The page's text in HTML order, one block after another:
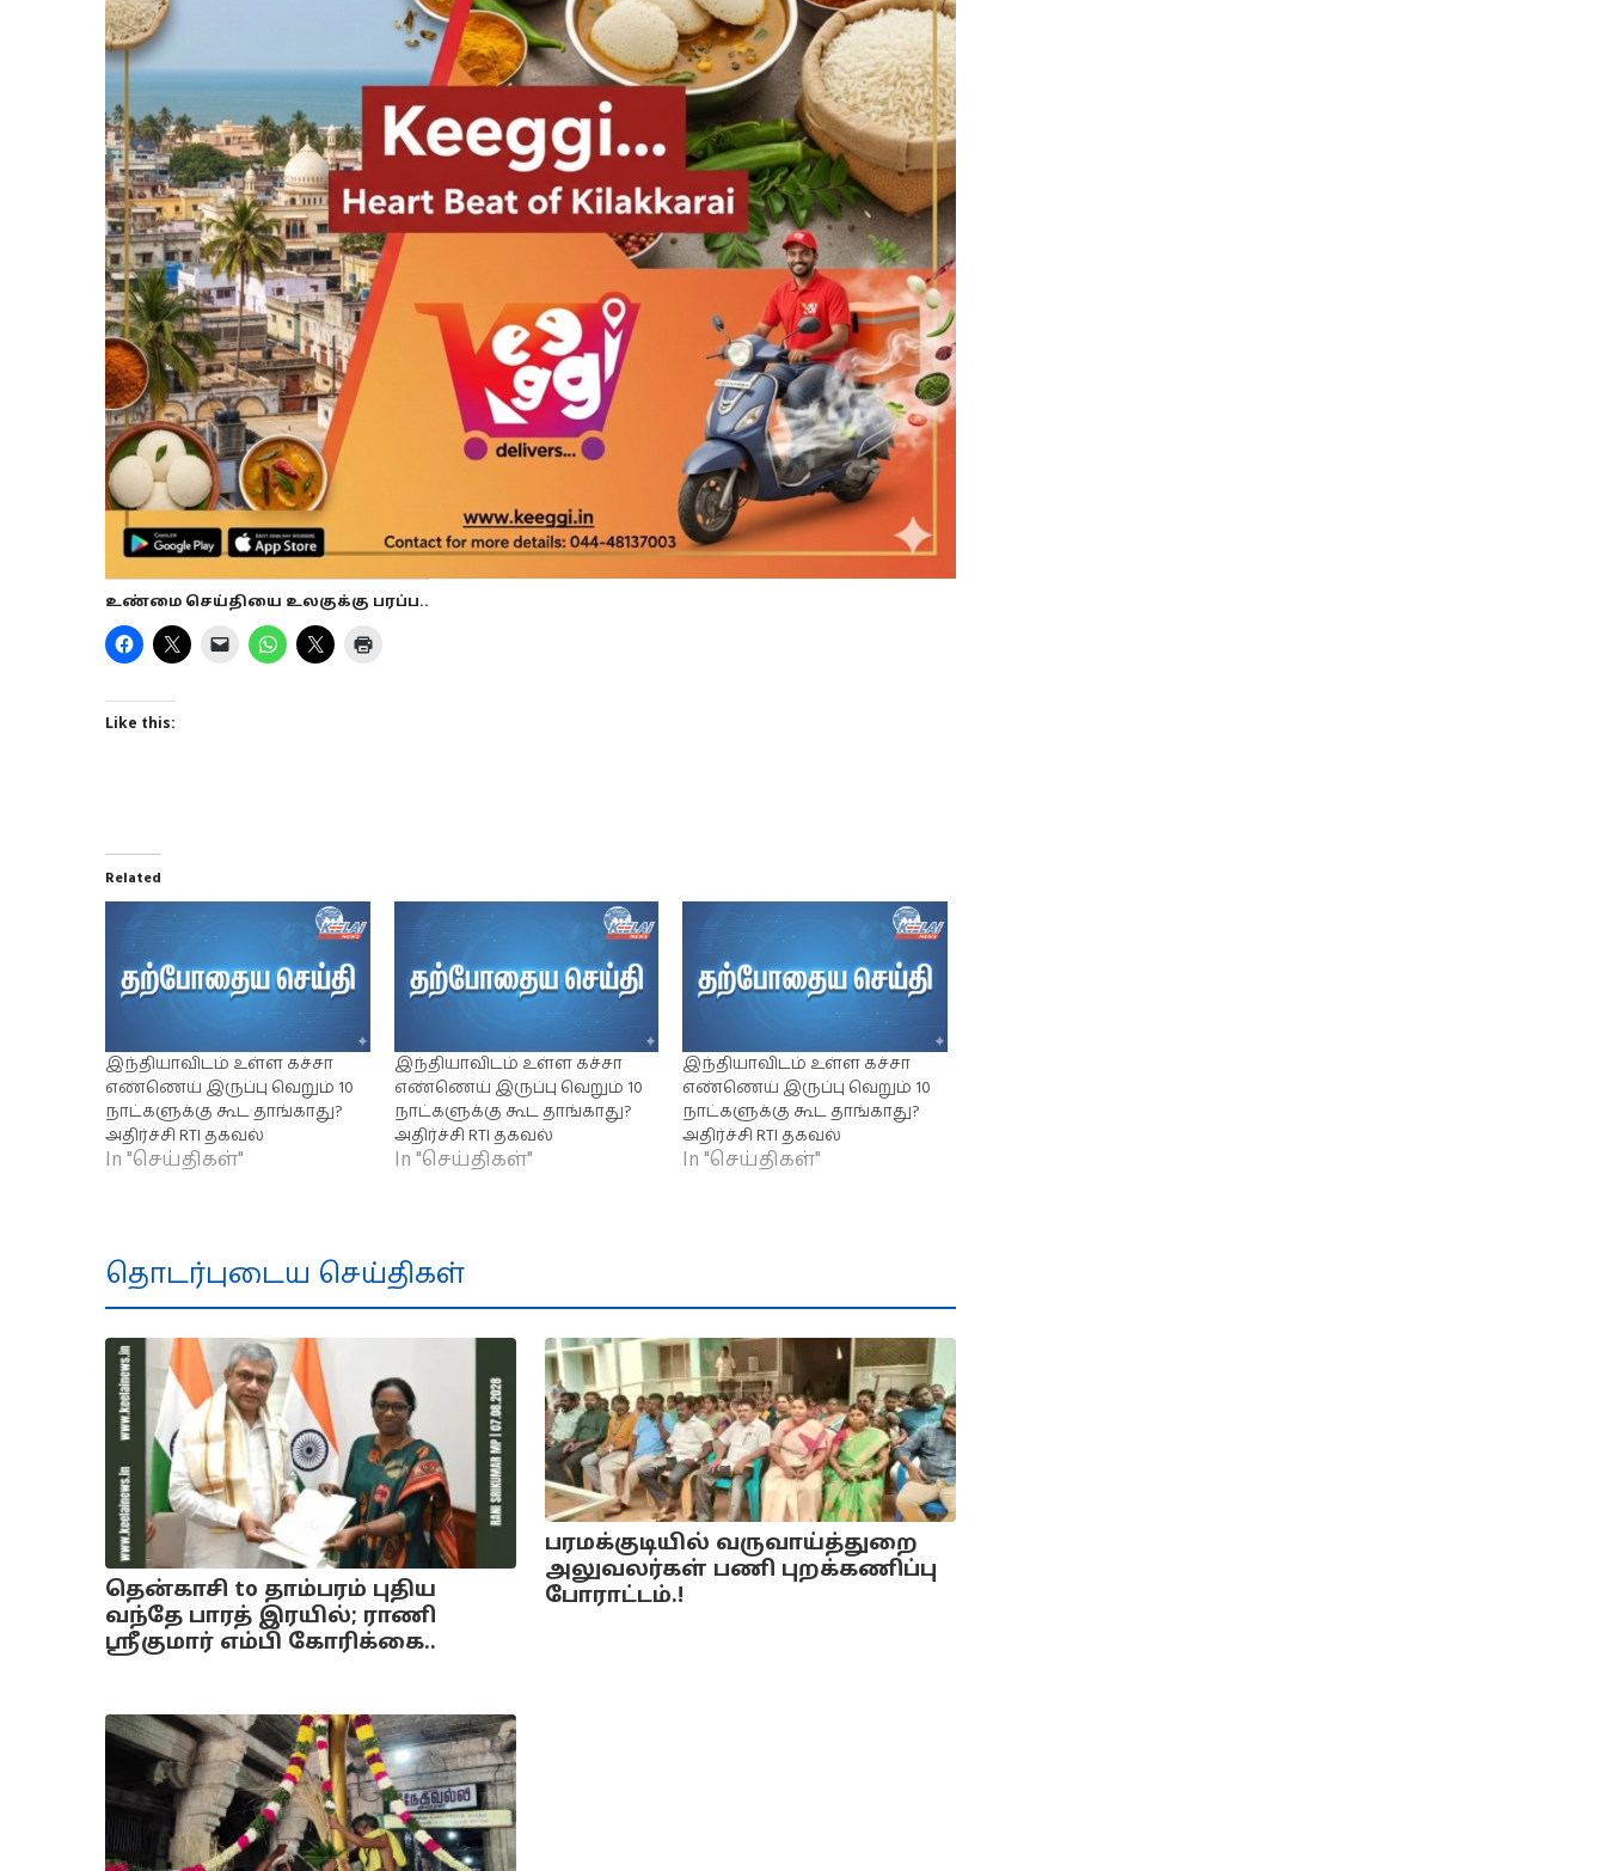
உண்மை செய்தியை உலகுக்கு பரப்ப..
Like this:
Related
இந்தியாவிடம் உள்ள கச்சா
எண்ணெய் இருப்பு வெறும் 10
நாட்களுக்கு கூட தாங்காது?
அதிர்ச்சி RTI தகவல்
In "செய்திகள்"
இந்தியாவிடம் உள்ள கச்சா
எண்ணெய் இருப்பு வெறும் 10
நாட்களுக்கு கூட தாங்காது?
அதிர்ச்சி RTI தகவல்
In "செய்திகள்"
இந்தியாவிடம் உள்ள கச்சா
எண்ணெய் இருப்பு வெறும் 10
நாட்களுக்கு கூட தாங்காது?
அதிர்ச்சி RTI தகவல்
In "செய்திகள்"
தொடர்புடைய செய்திகள்
தென்காசி to தாம்பரம் புதிய
வந்தே பாரத் இரயில்; ராணி
ஸ்ரீகுமார் எம்பி கோரிக்கை..
பரமக்குடியில் வருவாய்த்துறை
அலுவலர்கள் பணி புறக்கணிப்பு
போராட்டம்.!